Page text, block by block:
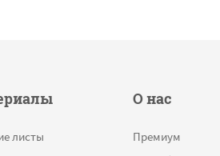
листы
О нас
Премиум